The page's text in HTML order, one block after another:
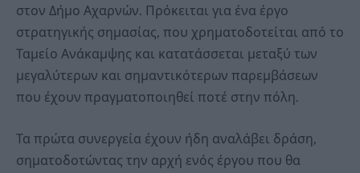
στον Δήμο Αχαρνών. Πρόκειται για ένα έργο
στρατηγικής σημασίας, που χρηματοδοτείται από το
Ταμείο Ανάκαμψης και κατατάσσεται μεταξύ των
μεγαλύτερων και σημαντικότερων παρεμβάσεων
που έχουν πραγματοποιηθεί ποτέ στην πόλη.
Τα πρώτα συνεργεία έχουν ήδη αναλάβει δράση,
σηματοδοτώντας την αρχή ενός έργου που θα